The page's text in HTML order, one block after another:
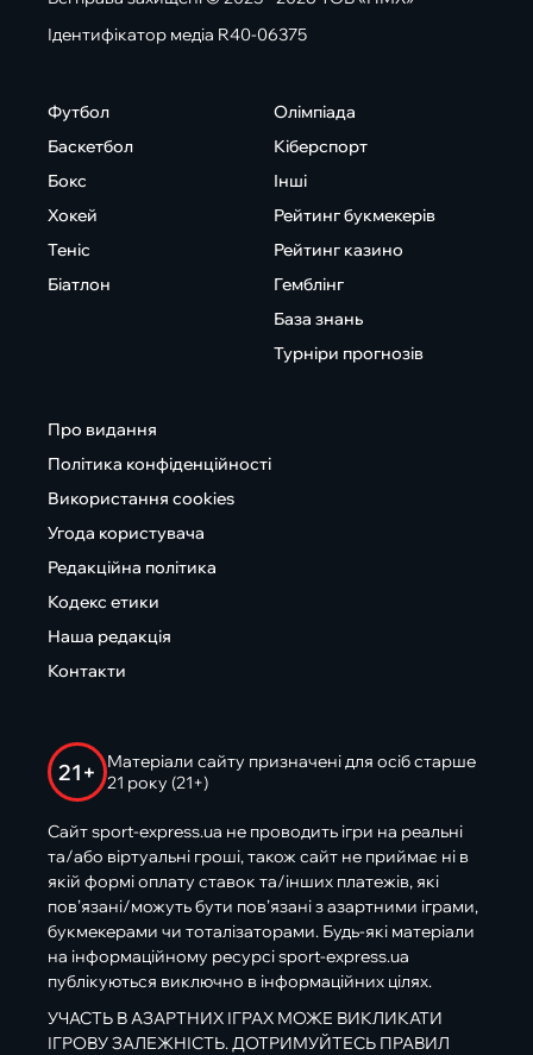
Ідентифікатор медіа R40-06375
Футбол
Баскетбол
Бокс
Хокей
Теніс
Біатлон
Олімпіада
Кіберспорт
Інші
Рейтинг букмекерів
Рейтинг казино
Гемблінг
База знань
Турніри прогнозів
Про видання
Політика конфіденційності
Використання cookies
Угода користувача
Редакційна політика
Кодекс етики
Наша редакція
Контакти
21+
Матеріали сайту призначені для осіб старше
21 року (21+)
Сайт sport-express.ua не проводить ігри на реальні
та/або віртуальні гроші, також сайт не приймає ні в
якій формі оплату ставок та/інших платежів, які
пов’язані/можуть бути пов’язані з азартними іграми,
букмекерами чи тоталізаторами. Будь-які матеріали
на інформаційному ресурсі sport-express.ua
публікуються виключно в інформаційних цілях.
УЧАСТЬ В АЗАРТНИХ ІГРАХ МОЖЕ ВИКЛИКАТИ
ІГРОВУ ЗАЛЕЖНІСТЬ. ДОТРИМУЙТЕСЬ ПРАВИЛ